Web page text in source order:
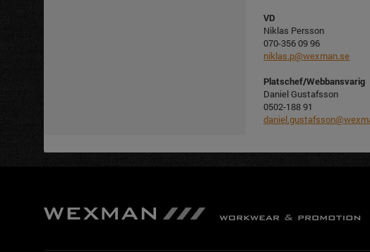
VD
Niklas Persson
070-356 09 96
niklas.p@wexman.se
Platschef/Webbansvarig
Daniel Gustafsson
0502-188 91